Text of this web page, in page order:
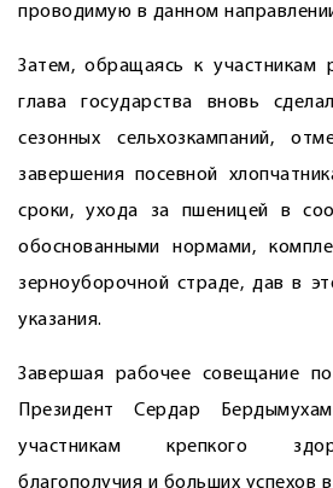
проводимую в данном
Затем, обращаясь к участникам
глава государства вновь
сезонных сельхозкампаний,
завершения посевной
сроки, ухода за пшеницей в
обоснованными нормами,
зерноуборочной страде, дав в
указания.
Завершая рабочее совещание
Президент Сердар
участникам крепкого
благополучия и больших успехов